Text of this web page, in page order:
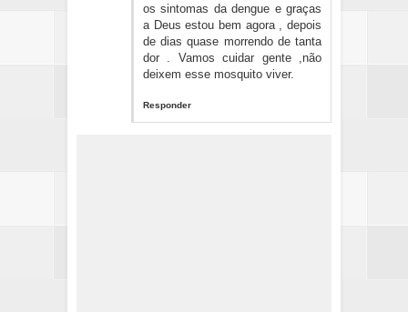
os sintomas da dengue e graças
a Deus estou bem agora , depois
de dias quase morrendo de tanta
dor . Vamos cuidar gente ,não
deixem esse mosquito viver.
Responder